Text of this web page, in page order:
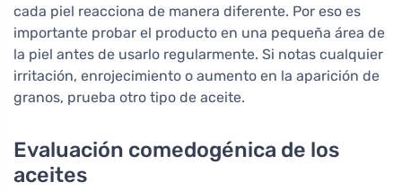
cada piel reacciona de manera diferente. Por eso es
importante probar el producto en una pequeña área de
la piel antes de usarlo regularmente. Si notas cualquier
irritación, enrojecimiento o aumento en la aparición de
granos, prueba otro tipo de aceite.
Evaluación comedogénica de los
aceites